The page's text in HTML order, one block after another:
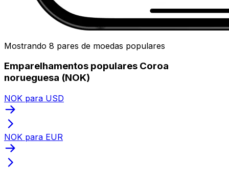
Mostrando 8 pares de moedas populares
Emparelhamentos populares Coroa
norueguesa (NOK)
NOK para USD
NOK para EUR